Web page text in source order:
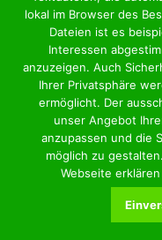
Wir freuen uns auf
Impressum
© 2026
lokal im Browser des
Dateien ist es
Interessen
anzuzeigen. Auch
Ihrer Privatsphäre
ermöglicht. Der
unser Angebot
anzupassen und die
möglich zu
Webseite